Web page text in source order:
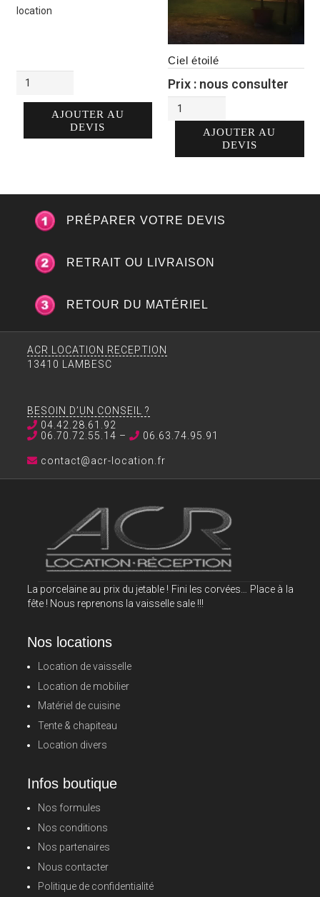
location
quantité
Couteau
AJOUTER AU
DEVIS
Ciel étoilé
Prix : nous consulter
quantité
AJOUTER AU
DEVIS
PRÉPARER VOTRE DEVIS
RETRAIT OU LIVRAISON
RETOUR DU MATÉRIEL
ACR LOCATION RECEPTION
13410 LAMBESC
BESOIN D’UN CONSEIL ?
04.42.28.61.92
06.70.72.55.14 –
06.63.74.95.91
contact@acr-location.fr
La porcelaine au prix du jetable ! Fini les corvées… Place à la
fête ! Nous reprenons la vaisselle sale !!!
Nos locations
Location de vaisselle
Location de mobilier
Matériel de cuisine
Tente & chapiteau
Location divers
Infos boutique
Nos formules
Nos conditions
Nos partenaires
Nous contacter
Politique de confidentialité